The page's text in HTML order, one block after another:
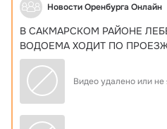
Новости Оренбурга Онлайн
В САКМАРСКОМ РАЙОНЕ
ВОДОЕМА ХОДИТ ПО
Видео удалено или не